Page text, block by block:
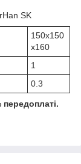
SK
150х150
х160
1
0.3